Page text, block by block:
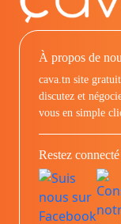
À propos de
cava.tn site
discutez et
vous en simple
Restez